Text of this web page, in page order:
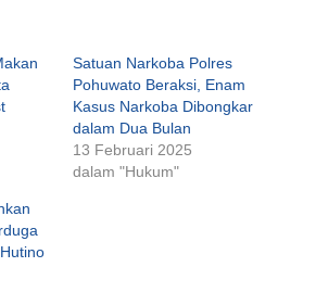
Satuan Narkoba Polres
Pohuwato Beraksi, Enam
Kasus Narkoba Dibongkar
dalam Dua Bulan
13 Februari 2025
dalam "Hukum"